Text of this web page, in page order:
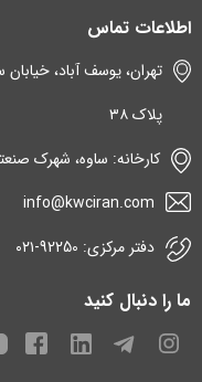
اطلاعات تماس
پلاک ۳۸
کارخانه: ساوه، شهرک صنعتی
info@kwciran.com
دفتر مرکزی: 92250-۰۲۱
ما را دنبال کنید